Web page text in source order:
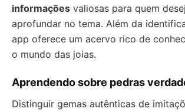
informações valiosas para quem
aprofundar no tema. Além da
app oferece um acervo rico de
o mundo das joias.
Aprendendo sobre pedras
Distinguir gemas autênticas de